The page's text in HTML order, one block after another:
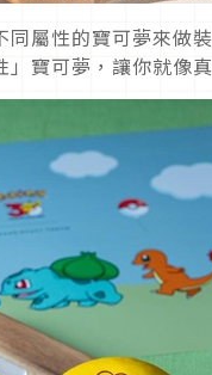
屬性的寶可夢來做
寶可夢，讓你就像